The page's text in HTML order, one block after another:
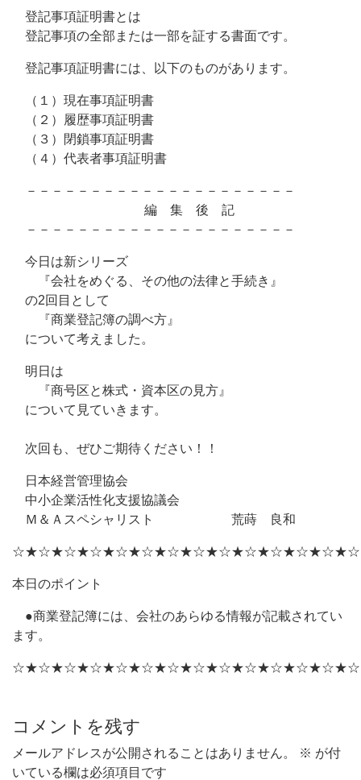
登記事項証明書とは
登記事項の全部または一部を証する書面です。
登記事項証明書には、以下のものがあります。
（１）現在事項証明書
（２）履歴事項証明書
（３）閉鎖事項証明書
（４）代表者事項証明書
－－－－－－－－－－－－－－－－－－－－－
編 集 後 記
－－－－－－－－－－－－－－－－－－－－－
今日は新シリーズ
『会社をめぐる、その他の法律と手続き』
の2回目として
『商業登記簿の調べ方』
について考えました。
明日は
『商号区と株式・資本区の見方』
について見ていきます。
次回も、ぜひご期待ください！！
日本経営管理協会
中小企業活性化支援協議会
Ｍ＆Ａスペシャリスト 荒蒔 良和
本日のポイント
●商業登記簿には、会社のあらゆる情報が記載されてい
ます。
コメントを残す
メールアドレスが公開されることはありません。 ※ が付
いている欄は必須項目です